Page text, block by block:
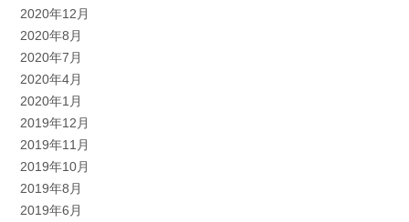
2020年12月
2020年8月
2020年7月
2020年4月
2020年1月
2019年12月
2019年11月
2019年10月
2019年8月
2019年6月